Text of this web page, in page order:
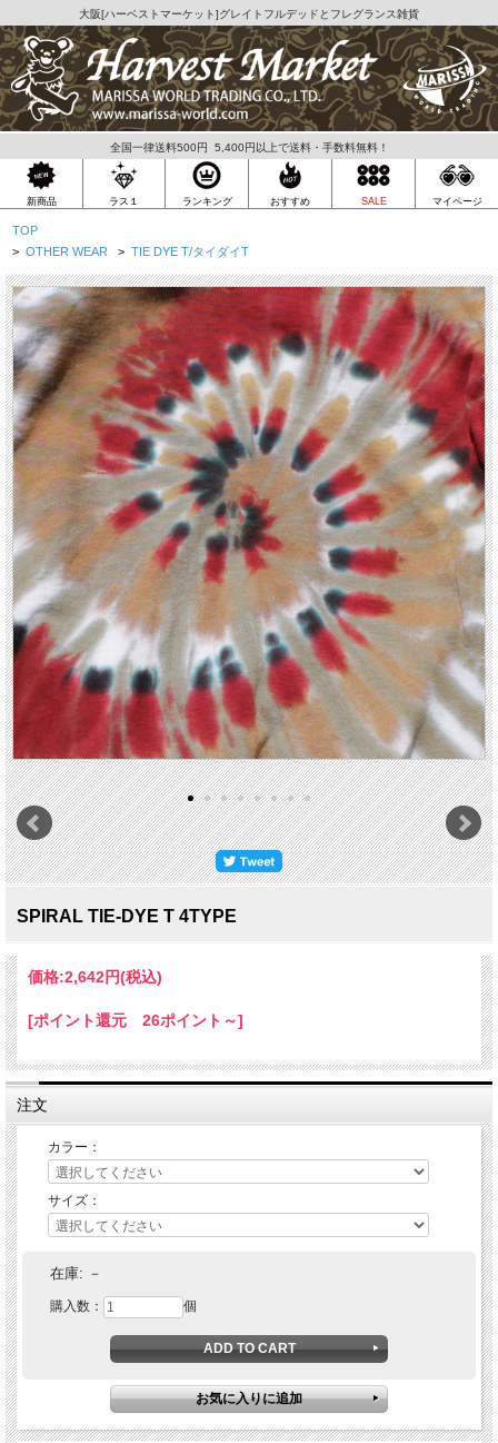
大阪[ハーベストマーケット]グレイトフルデッドとフレグランス雑貨
全国一律送料500円 5,400円以上で送料・手数料無料！
新商品 ラス１ ランキング おすすめ SALE マイページ
TOP
> OTHER WEAR > TIE DYE T/タイダイT
SPIRAL TIE-DYE T 4TYPE
価格:2,642円(税込)
[ポイント還元 26ポイント～]
注文
カラー：
サイズ：
在庫: －
購入数： 個